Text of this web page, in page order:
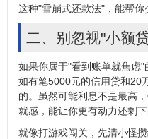
这种"雪崩式还款法"，能帮你
二、别忽视"小额
如果你属于"看到账单就焦虑
如有笔5000元的信用贷和20
的。虽然可能利息不是最高
就感，能让你更有动力还剩下
就像打游戏闯关，先清小怪